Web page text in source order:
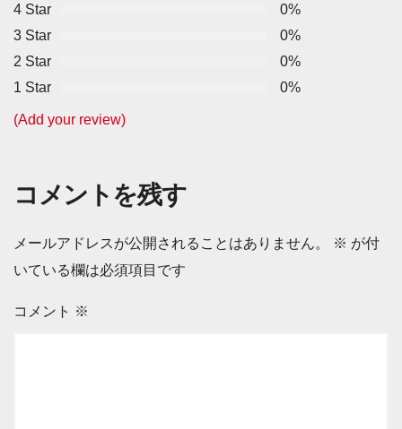
4 Star
0%
3 Star
0%
2 Star
0%
1 Star
0%
(Add your review)
コメントを残す
メールアドレスが公開されることはありません。 ※ が付
いている欄は必須項目です
コメント ※